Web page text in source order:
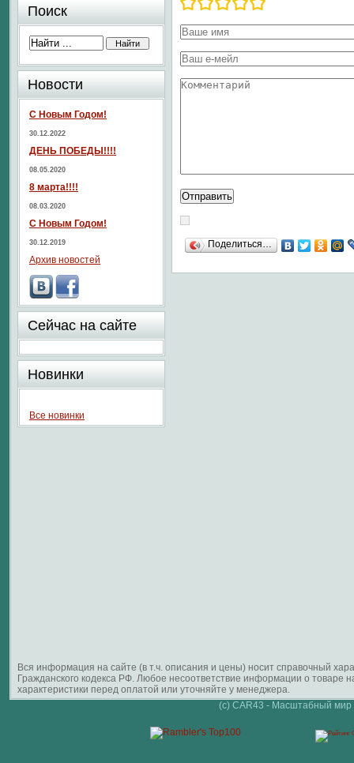
Поделиться…
Поиск
Новости
С Новым Годом!
30.12.2022
ДЕНЬ ПОБЕДЫ!!!!
08.05.2020
8 марта!!!!
08.03.2020
С Новым Годом!
30.12.2019
Архив новостей
Сейчас на сайте
Новинки
Все новинки
Вся информация на сайте (в т.ч. описания и цены) носит справочный
Гражданского кодекса РФ. Любое несоответствие информации о
характеристики перед оплатой или уточняйте у менеджера.
(c) CAR43 - Масштабный мир